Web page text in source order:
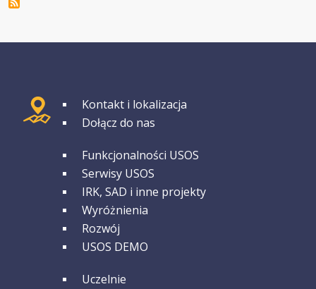
GRUPA 1Kontakt i lokalizacja
Dołącz do nas
GRUPA 2Funkcjonalności USOS
Serwisy USOS
IRK, SAD i inne projekty
Wyróżnienia
Rozwój
USOS DEMO
GRUPA 3Uczelnie